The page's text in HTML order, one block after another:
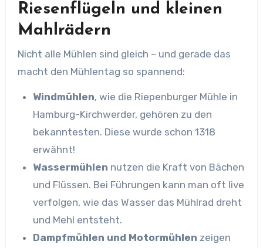
Riesenflügeln und kleinen
Mahlrädern
Nicht alle Mühlen sind gleich – und gerade das
macht den Mühlentag so spannend:
Windmühlen, wie die Riepenburger Mühle in
Hamburg-Kirchwerder, gehören zu den
bekanntesten. Diese wurde schon 1318
erwähnt!
Wassermühlen nutzen die Kraft von Bächen
und Flüssen. Bei Führungen kann man oft live
verfolgen, wie das Wasser das Mühlrad dreht
und Mehl entsteht.
Dampfmühlen und Motormühlen zeigen